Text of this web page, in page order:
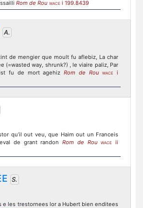
Rom de Rou WACE i 199.8439
A.
de mengier que moult fu aflebiz, La char
(=wasted way, shrunk?) , le viaire paliz, Par
fu de mort agehiz Rom de Rou WACE
i
qu’il out veu, que Haim out un Franceis
de grant randonRom de Rou WACE
ii
S.
e les trestornees lor a Hubert bien enditees